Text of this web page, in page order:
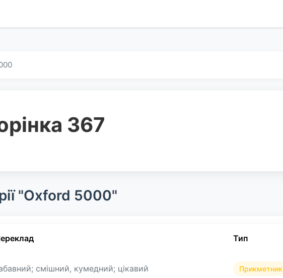
367
"Oxford 5000"
Тип
смішний, кумедний; цікавий Прикметник